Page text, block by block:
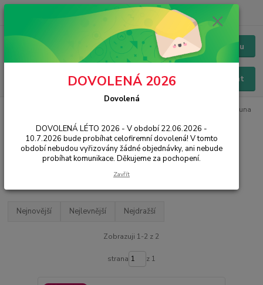
Menu
Hledat
Chat / Online podpora - 24/7
Luna
Luna Book
Filtr - výrobci a parametry
Nejnovější Nejlevnější Nejdražší
Zobrazuji 1-2 z 2
strana z 1
DOVOLENÁ 2026
Dovolená
DOVOLENÁ LÉTO 2026 - V období 22.06.2026 -
10.7.2026 bude probíhat celofiremní dovolená! V tomto
období nebudou vyřizovány žádné objednávky, ani nebude
probíhat komunikace. Děkujeme za pochopení.
Zavřít